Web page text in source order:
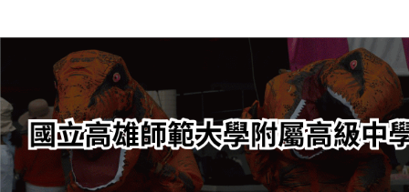
轉
要
內
容